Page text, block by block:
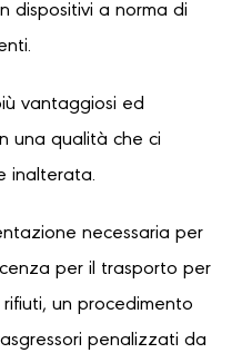
dispositivi a norma di
vantaggiosi ed
una qualità che ci
inalterata.
necessaria per
per il trasporto per
un procedimento
penalizzati da